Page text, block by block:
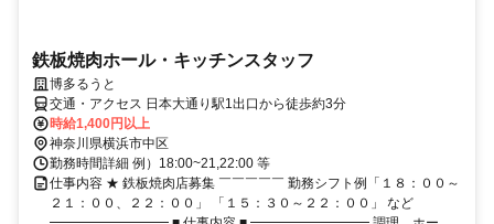
鉄板焼肉ホール・キッチンスタッフ
博多るうと
交通・アクセス 日本大通り駅1出口から徒歩約3分
時給1,400円以上
神奈川県横浜市中区
勤務時間詳細 例）18:00~21,22:00 等
仕事内容 ★ 鉄板焼肉店募集 ￣￣￣￣￣ 勤務シフト例「１８：００～
２１：００、２２：００」 「１５：３０～２２：００」 など